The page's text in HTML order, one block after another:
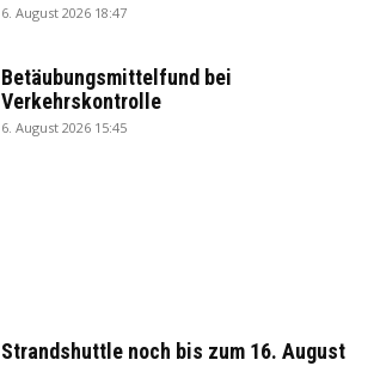
6. August 2026 18:47
Betäubungsmittelfund bei
Verkehrskontrolle
6. August 2026 15:45
Strandshuttle noch bis zum 16. August